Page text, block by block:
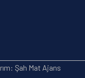
Şah Mat Ajans